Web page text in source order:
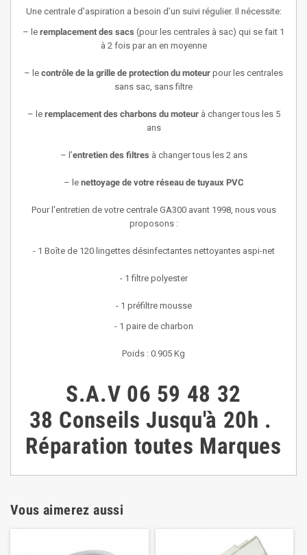
Une centrale d’aspiration a besoin d’un suivi régulier. Il nécessite:
– le remplacement des sacs (pour les centrales à sac) qui se fait 1
à 2 fois par an en moyenne
– le contrôle de la grille de protection du moteur pour les centrales
sans sac, sans filtre
– le remplacement des charbons du moteurà changer tous les 5
ans
– l’entretien des filtres à changer tous les 2 ans
– le nettoyage de votre réseau de tuyaux PVC
Pour l'entretien de votre centrale GA300 avant 1998, nous vous
proposons :
- 1 Boîte de 120 lingettes désinfectantes nettoyantes aspi-net
- 1 filtre polyester
- 1 préfiltre mousse
- 1 paire de charbon
Poids : 0.905 Kg
S.A.V 06 59 48 32
38 ConseilsJusqu'à 20h .
Réparation toutes Marques
Vous aimerez aussi